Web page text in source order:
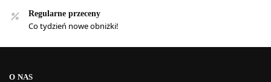
Regularne przeceny
Co tydzień nowe obniżki!
O NAS